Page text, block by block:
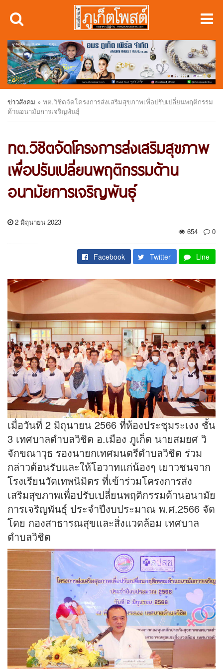
ข่าวสังคม » ทต.วิชิตจัดโครงการส่งเสริมสุขภาพเพื่อปรับเปลี่ยนพฤติกรรม
ด้านอนามัยการเจริญพันธุ์
ทต.วิชิตจัดโครงการส่งเสริมสุขภาพ
เพื่อปรับเปลี่ยนพฤติกรรมด้าน
อนามัยการเจริญพันธุ์
2 มิถุนายน 2023
654
0
Facebook Twitter Line
เมื่อวันที่ 2 มิถุนายน 2566 ที่ห้องประชุมระเงง ชั้น
3 เทศบาลตำบลวิชิต อ.เมือง ภูเก็ต นายสมยศ วิ
จักขณาวุธ รองนายกเทศมนตรีตำบลวิชิต ร่วม
กล่าวต้อนรับและให้โอวาทแก่น้องๆ เยาวชนจาก
โรงเรียนวัดเทพนิมิตร ที่เข้าร่วมโครงการส่ง
เสริมสุขภาพเพื่อปรับเปลี่ยนพฤติกรรมด้านอนามัย
การเจริญพันธุ์ ประจำปีงบประมาณ พ.ศ.2566 จัด
โดย กองสาธารณสุขและสิ่งแวดล้อม เทศบาล
ตำบลวิชิต